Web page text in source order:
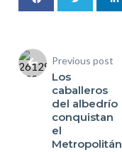
Previous post
Los
caballeros
del albedrío
conquistan
el
Metropolitán